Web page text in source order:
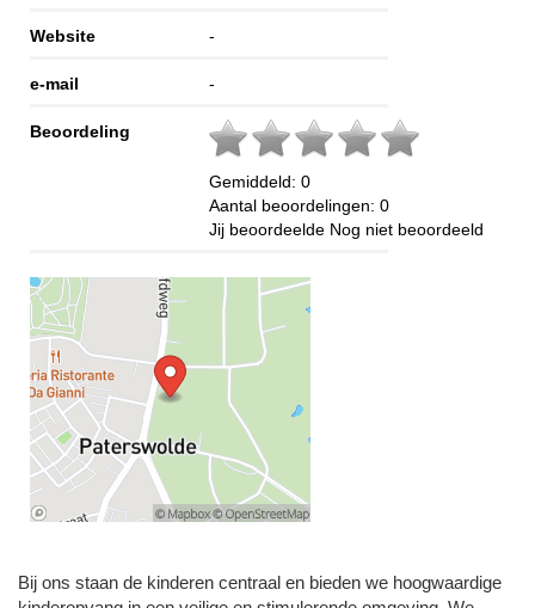
Website -
e-mail -
Beoordeling
Gemiddeld: 0
Aantal beoordelingen: 0
Jij beoordeelde Nog niet beoordeeld
Bij ons staan de kinderen centraal en bieden we hoogwaardige